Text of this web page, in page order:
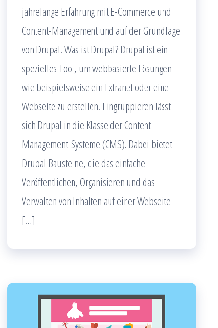
jahrelange Erfahrung mit E-Commerce und
Content-Management und auf der Grundlage
von Drupal. Was ist Drupal? Drupal ist ein
spezielles Tool, um webbasierte Lösungen
wie beispielsweise ein Extranet oder eine
Webseite zu erstellen. Eingruppieren lässt
sich Drupal in die Klasse der Content-
Management-Systeme (CMS). Dabei bietet
Drupal Bausteine, die das einfache
Veröffentlichen, Organisieren und das
Verwalten von Inhalten auf einer Webseite
[…]